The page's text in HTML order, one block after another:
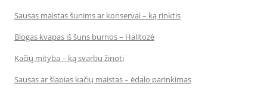
Sausas maistas šunims ar konservai – ką rinktis
Blogas kvapas iš šuns burnos – Halitozė
Kačių mityba – ką svarbu žinoti
Sausas ar šlapias kačių maistas – ėdalo parinkimas